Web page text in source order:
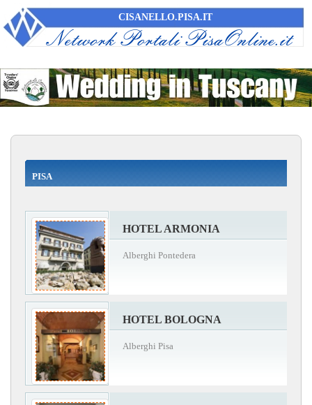
CISANELLO.PISA.IT
PISA
HOTEL ARMONIA
Alberghi Pontedera
HOTEL BOLOGNA
Alberghi Pisa